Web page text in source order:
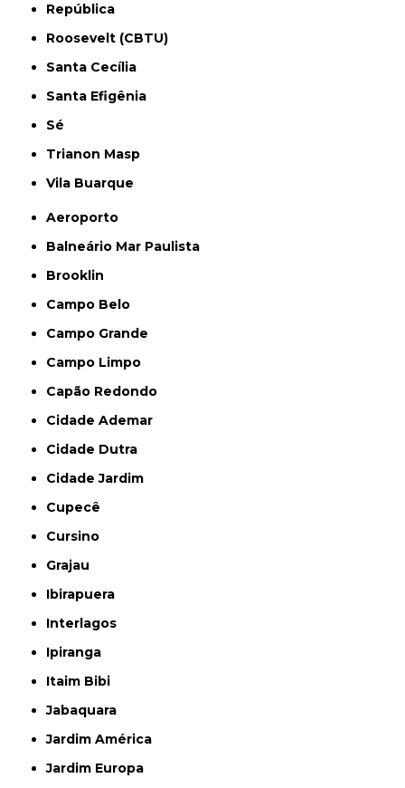
República
Roosevelt (CBTU)
Santa Cecília
Santa Efigênia
Sé
Trianon Masp
Vila Buarque
Aeroporto
Balneário Mar Paulista
Brooklin
Campo Belo
Campo Grande
Campo Limpo
Capão Redondo
Cidade Ademar
Cidade Dutra
Cidade Jardim
Cupecê
Cursino
Grajau
Ibirapuera
Interlagos
Ipiranga
Itaim Bibi
Jabaquara
Jardim América
Jardim Europa